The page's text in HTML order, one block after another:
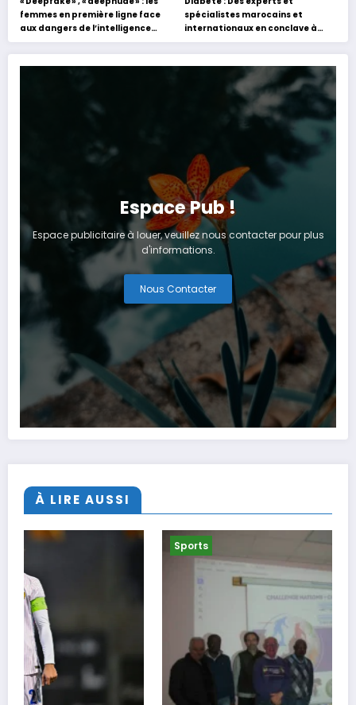
femmes en première ligne face
aux dangers de l’intelligence
artificielle
spécialistes marocains et
internationaux en conclave à
Tanger
Espace Pub !
Espace publicitaire à louer, veuillez nous contacter pour plus
d'informations.
Nous Contacter
À LIRE AUSSI
Sports